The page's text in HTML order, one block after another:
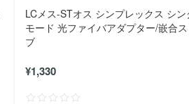
LCメス-STオス シンプレックス シン
モード 光ファイバアダプター/嵌合
ブ
¥1,330